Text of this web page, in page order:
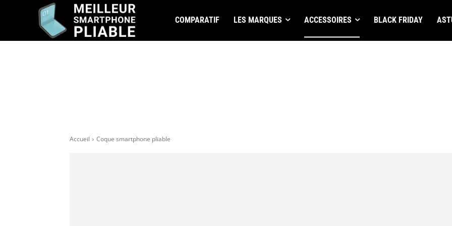
COMPARATIF LES MARQUES ACCESSOIRES BLACK FRIDAY
Accueil Coque smartphone pliable